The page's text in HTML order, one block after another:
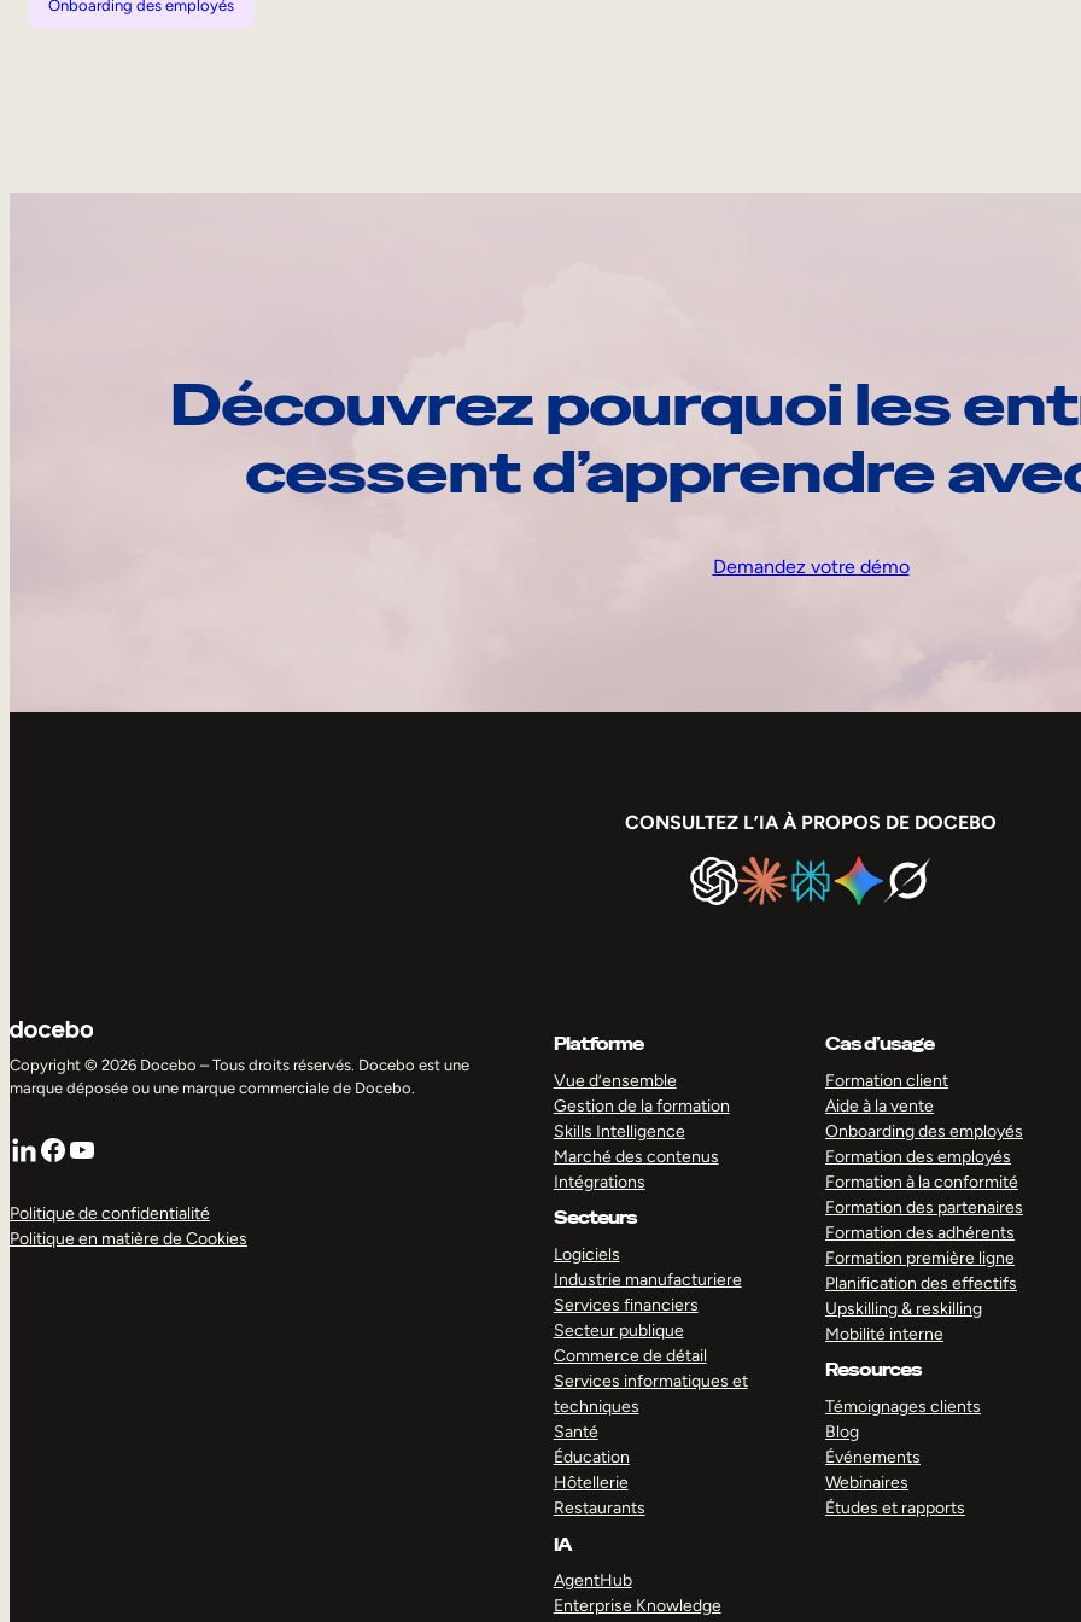
Onboarding des employés
Découvrez pourquoi les
cessent d’apprendre
Demandez votre démo
CONSULTEZ L’IA À PROPOS DE DOCEBO
Copyright © 2026 Docebo – Tous droits réservés. Docebo est une
marque déposée ou une marque commerciale de Docebo.
LinkedIn
Facebook
YouTube
Politique de confidentialité
Politique en matière de Cookies
Platforme
Vue d’ensemble
Gestion de la formation
Skills Intelligence
Marché des contenus
Intégrations
Secteurs
Logiciels
Industrie manufacturiere
Services financiers
Secteur publique
Commerce de détail
Services informatiques et
techniques
Santé
Éducation
Hôtellerie
Restaurants
IA
AgentHub
Enterprise Knowledge
Cas d’usage
Formation client
Aide à la vente
Onboarding des employés
Formation des employés
Formation à la conformité
Formation des partenaires
Formation des adhérents
Formation première ligne
Planification des effectifs
Upskilling & reskilling
Mobilité interne
Resources
Témoignages clients
Blog
Événements
Webinaires
Études et rapports